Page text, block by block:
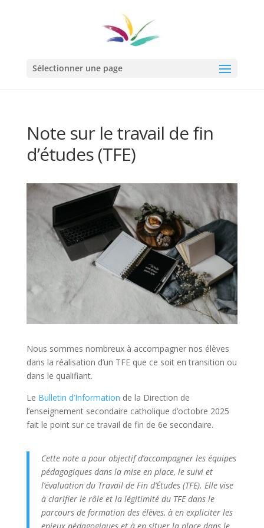
Sélectionner une page
Note sur le travail de fin
d’études (TFE)
Nous sommes nombreux à accompagner nos élèves
dans la réalisation d’un TFE que ce soit en transition ou
dans le qualifiant.
Le Bulletin d’Information de la Direction de
l’enseignement secondaire catholique d’octobre 2025
fait le point sur ce travail de fin de 6e secondaire.
Cette note a pour objectif d’accompagner les équipes
pédagogiques dans la mise en place, le suivi et
l’évaluation du Travail de Fin d’Études (TFE). Elle vise
à clarifier le rôle et la légitimité du TFE dans le
parcours de formation des élèves, à en expliciter les